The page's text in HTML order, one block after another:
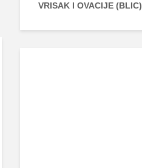
VRISAK I OVACIJE (BLIC)